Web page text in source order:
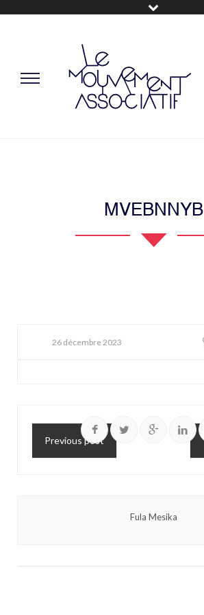
MVEBNNYB
26 décembre 2023
Previous post
Fula Mesika